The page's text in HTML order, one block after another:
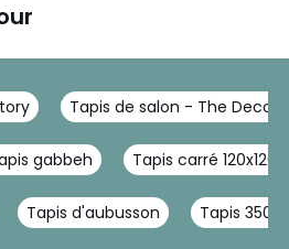
Tapis de salon - The Deco
gabbeh Tapis carré 120x120
Tapis d'aubusson Tapis 350 x